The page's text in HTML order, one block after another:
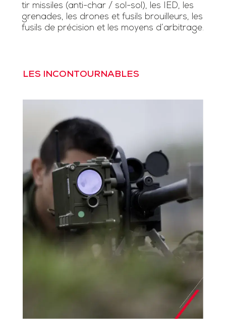
tir missiles (anti-char / sol-sol), les IED, les
grenades, les drones et fusils brouilleurs, les
fusils de précision et les moyens d’arbitrage.
LES INCONTOURNABLES